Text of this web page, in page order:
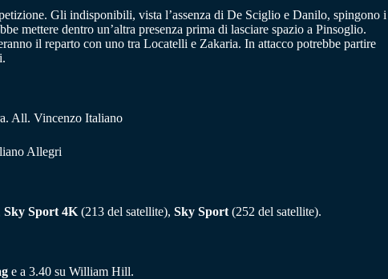
Gli indisponibili, vista l’assenza di De Sciglio e Danilo, spingono i
mettere dentro un’altra presenza prima di lasciare spazio a Pinsoglio.
il reparto con uno tra Locatelli e Zakaria. In attacco potrebbe partire
All. Vincenzo Italiano
Allegri
Sky Sport 4K (213 del satellite), Sky Sport (252 del satellite).
e a 3.40 su William Hill.